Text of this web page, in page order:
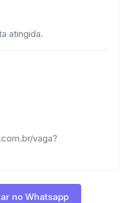
atingida.
vaga?
no Whatsapp